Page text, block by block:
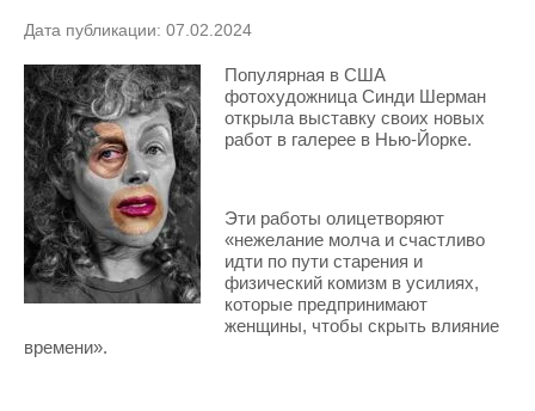
Дата публикации: 07.02.2024
Популярная в США
фотохудожница Синди Шерман
открыла выставку своих новых
работ в галерее в Нью-Йорке.
Эти работы олицетворяют
«нежелание молча и счастливо
идти по пути старения и
физический комизм в усилиях,
которые предпринимают
женщины, чтобы скрыть влияние
времени».